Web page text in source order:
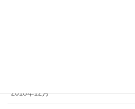
2018年12月